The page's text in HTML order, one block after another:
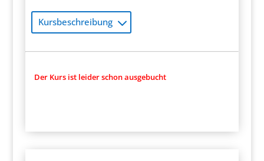
Kursbeschreibung
Der Kurs ist leider schon ausgebucht